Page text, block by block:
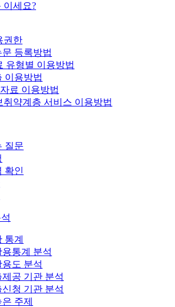
이세요?
권한
등록방법
유형별 이용방법
이용방법
료 이용방법
취약계층 서비스 이용방법
질문
확인
통계
통계 분석
도 분석
공 기관 분석
청 기관 분석
주제